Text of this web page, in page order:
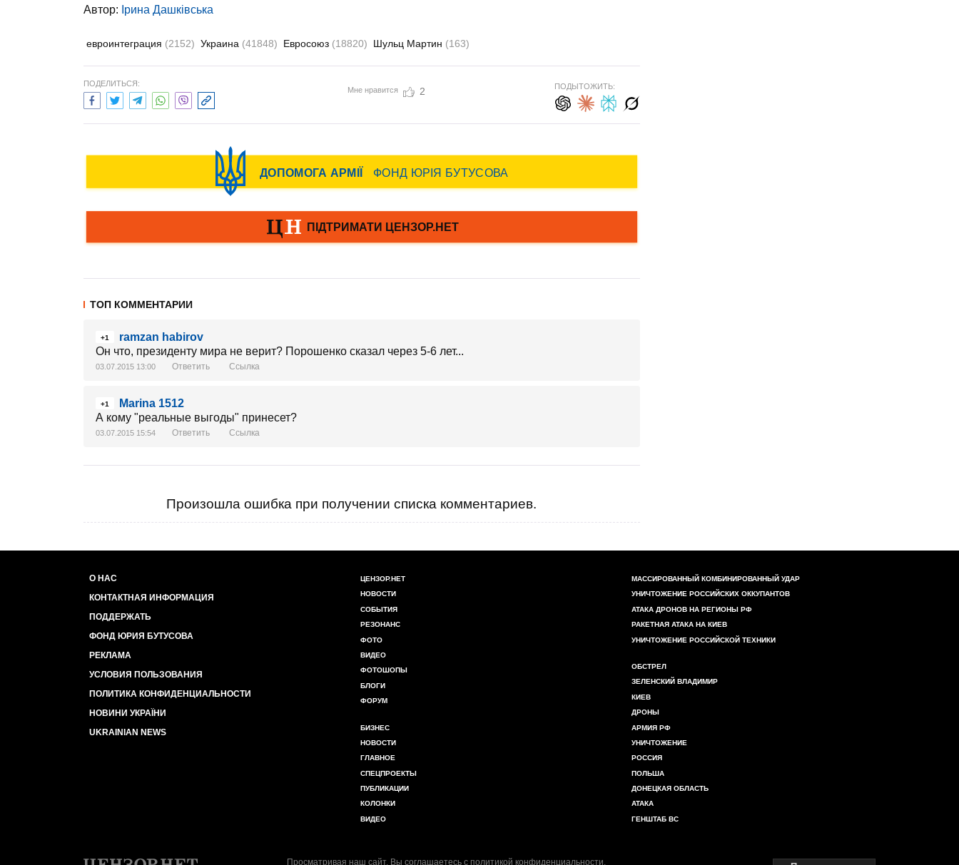
Автор: Ірина Дашківська
евроинтеграция (2152) Украина (41848) Евросоюз (18820) Шульц Мартин (163)
ПОДЕЛИТЬСЯ:
Мне нравится 2 ПОДЫТОЖИТЬ:
ТОП КОММЕНТАРИИ
+1
ramzan habirov
Он что, президенту мира не верит? Порошенко сказал через 5-6 лет...
03.07.2015 13:00 Ответить Ссылка
+1
Marina 1512
А кому "реальные выгоды" принесет?
03.07.2015 15:54 Ответить Ссылка
Произошла ошибка при получении списка комментариев.
О НАС
КОНТАКТНАЯ ИНФОРМАЦИЯ
ПОДДЕРЖАТЬ
ФОНД ЮРИЯ БУТУСОВА
РЕКЛАМА
УСЛОВИЯ ПОЛЬЗОВАНИЯ
ПОЛИТИКА КОНФИДЕНЦИАЛЬНОСТИ
НОВИНИ УКРАЇНИ
UKRAINIAN NEWS
ЦЕНЗОР.НЕТ
НОВОСТИ
СОБЫТИЯ
РЕЗОНАНС
ФОТО
ВИДЕО
ФОТОШОПЫ
БЛОГИ
ФОРУМ
БИЗНЕС
НОВОСТИ
ГЛАВНОЕ
СПЕЦПРОЕКТЫ
ПУБЛИКАЦИИ
КОЛОНКИ
ВИДЕО
МАССИРОВАННЫЙ КОМБИНИРОВАННЫЙ УДАР
УНИЧТОЖЕНИЕ РОССИЙСКИХ ОККУПАНТОВ
АТАКА ДРОНОВ НА РЕГИОНЫ РФ
РАКЕТНАЯ АТАКА НА КИЕВ
УНИЧТОЖЕНИЕ РОССИЙСКОЙ ТЕХНИКИ
ОБСТРЕЛ
ЗЕЛЕНСКИЙ ВЛАДИМИР
КИЕВ
ДРОНЫ
АРМИЯ РФ
УНИЧТОЖЕНИЕ
РОССИЯ
ПОЛЬША
ДОНЕЦКАЯ ОБЛАСТЬ
АТАКА
ГЕНШТАБ ВС
Просматривая наш сайт, Вы соглашаетесь с политикой конфиденциальности.